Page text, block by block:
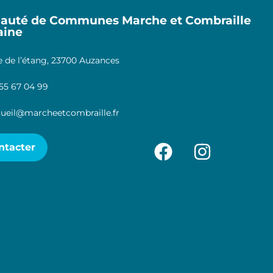
de Communes Marche et Combraille
de l’étang, 23700 Auzances
67 04 99